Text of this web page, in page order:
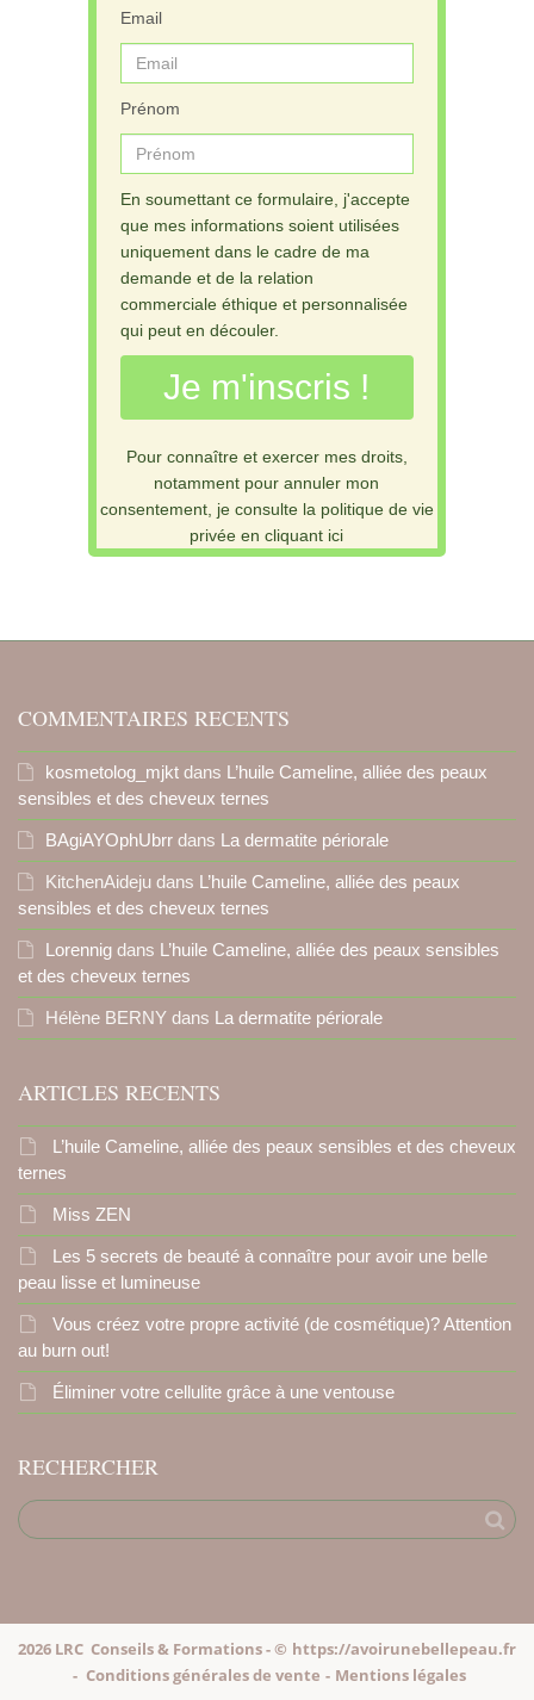
Email
Prénom
En soumettant ce formulaire, j'accepte
que mes informations soient utilisées
uniquement dans le cadre de ma
demande et de la relation
commerciale éthique et personnalisée
qui peut en découler.
Je m'inscris !
Pour connaître et exercer mes droits,
notamment pour annuler mon
consentement, je consulte la politique de vie
privée en cliquant ici
COMMENTAIRES RECENTS
kosmetolog_mjkt dans L’huile Cameline, alliée des peaux
sensibles et des cheveux ternes
BAgiAYOphUbrr dans La dermatite périorale
KitchenAideju dans L’huile Cameline, alliée des peaux
sensibles et des cheveux ternes
Lorennig dans L’huile Cameline, alliée des peaux sensibles
et des cheveux ternes
Hélène BERNY dans La dermatite périorale
ARTICLES RECENTS
L’huile Cameline, alliée des peaux sensibles et des cheveux
ternes
Miss ZEN
Les 5 secrets de beauté à connaître pour avoir une belle
peau lisse et lumineuse
Vous créez votre propre activité (de cosmétique)? Attention
au burn out!
Éliminer votre cellulite grâce à une ventouse
RECHERCHER
2026 LRC Conseils & Formations - © https://avoirunebellepeau.fr
- Conditions générales de vente - Mentions légales